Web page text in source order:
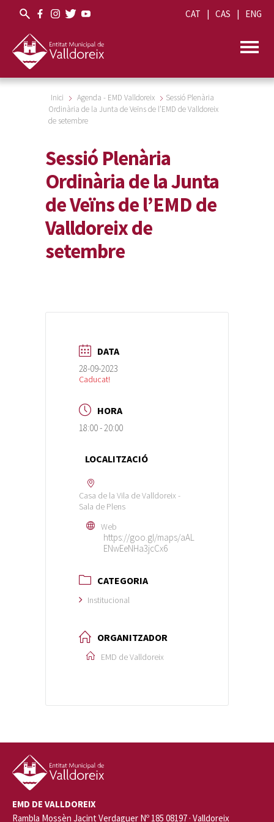
CAT CAS ENG
Inici Agenda - EMD Valldoreix
Sessió Plenària
Ordinària de la Junta de Veïns de l’EMD de Valldoreix
de setembre
Sessió Plenària
Ordinària de la Junta
de Veïns de l’EMD de
Valldoreix de
setembre
DATA
28-09-2023
Caducat!
HORA
18:00 - 20:00
LOCALITZACIÓ
Casa de la Vila de Valldoreix -
Sala de Plens
Web
https://goo.gl/maps/aAL
ENwEeNHa3jcCx6
CATEGORIA
Institucional
ORGANITZADOR
EMD de Valldoreix
EMD DE VALLDOREIX
Rambla Mossèn Jacint Verdaguer Nº 185 08197 · Valldoreix